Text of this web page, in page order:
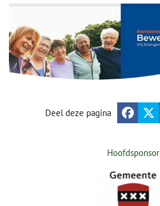
Deel deze pagina
Hoofdsponsor